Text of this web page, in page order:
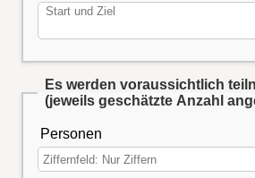
Es werden voraussichtlich
(jeweils geschätzte Anzahl
Personen